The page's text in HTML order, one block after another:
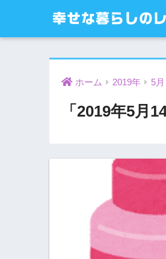
幸せな暮らしの
ホーム 2019年 5月
「2019年5月